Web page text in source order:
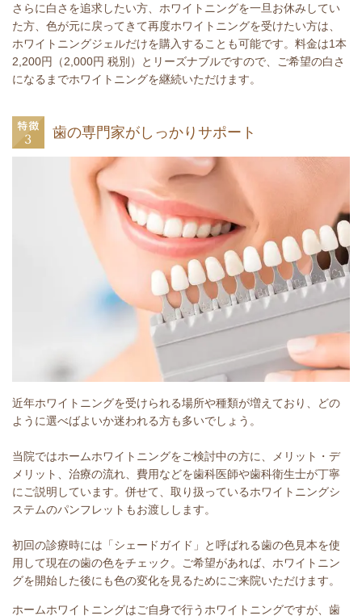
さらに白さを追求したい方、ホワイトニングを一旦お休みしてい
た方、色が元に戻ってきて再度ホワイトニングを受けたい方は、
ホワイトニングジェルだけを購入することも可能です。料金は1本
2,200円（2,000円 税別）とリーズナブルですので、ご希望の白さ
になるまでホワイトニングを継続いただけます。
歯の専門家がしっかりサポート
近年ホワイトニングを受けられる場所や種類が増えており、どの
ように選べばよいか迷われる方も多いでしょう。
当院ではホームホワイトニングをご検討中の方に、メリット・デ
メリット、治療の流れ、費用などを歯科医師や歯科衛生士が丁寧
にご説明しています。併せて、取り扱っているホワイトニングシ
ステムのパンフレットもお渡しします。
初回の診療時には「シェードガイド」と呼ばれる歯の色見本を使
用して現在の歯の色をチェック。ご希望があれば、ホワイトニン
グを開始した後にも色の変化を見るためにご来院いただけます。
ホームホワイトニングはご自身で行うホワイトニングですが、歯